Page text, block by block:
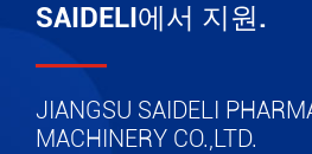
SAIDELI에서 지원.
JIANGSU SAIDELI
MACHINERY CO.,LTD.